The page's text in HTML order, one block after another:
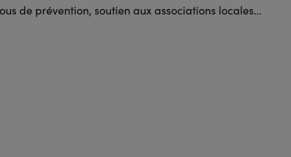
de prévention, soutien aux associations locales…